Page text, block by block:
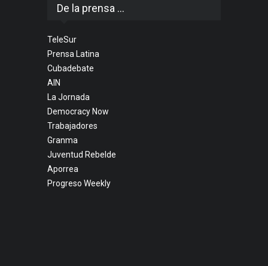
De la prensa ...
TeleSur
Prensa Latina
Cubadebate
AIN
La Jornada
Democracy Now
Trabajadores
Granma
Juventud Rebelde
Aporrea
Progreso Weekly